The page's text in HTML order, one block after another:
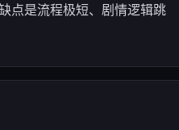
点是流程极短、剧情逻辑跳